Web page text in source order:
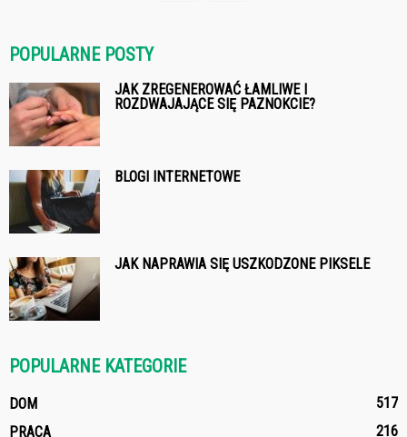
POPULARNE POSTY
JAK ZREGENEROWAĆ ŁAMLIWE I
ROZDWAJAJĄCE SIĘ PAZNOKCIE?
BLOGI INTERNETOWE
JAK NAPRAWIA SIĘ USZKODZONE PIKSELE
POPULARNE KATEGORIE
DOM
517
PRACA
216